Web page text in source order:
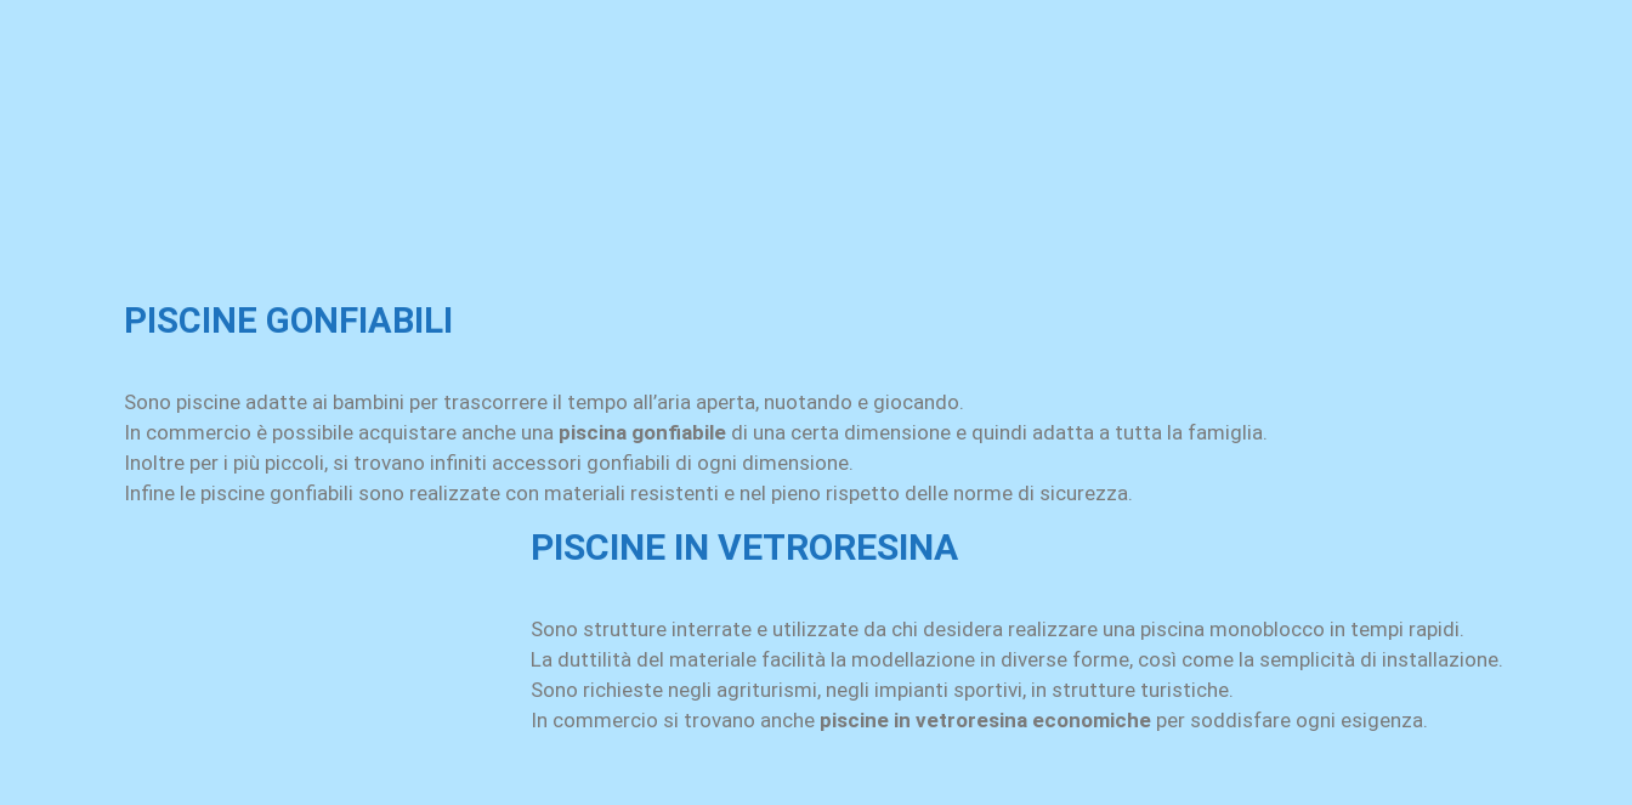
PISCINE GONFIABILI
Sono piscine adatte ai bambini per trascorrere il tempo all’aria aperta, nuotando e giocando.
In commercio è possibile acquistare anche una piscina gonfiabile di una certa dimensione e quindi adatta a tutta la famiglia.
Inoltre per i più piccoli, si trovano infiniti accessori gonfiabili di ogni dimensione.
Infine le piscine gonfiabili sono realizzate con materiali resistenti e nel pieno rispetto delle norme di sicurezza.
PISCINE IN VETRORESINA
Sono strutture interrate e utilizzate da chi desidera realizzare una piscina monoblocco in tempi rapidi.
La duttilità del materiale facilità la modellazione in diverse forme, così come la semplicità di installazione.
Sono richieste negli agriturismi, negli impianti sportivi, in strutture turistiche.
In commercio si trovano anche piscine in vetroresina economiche per soddisfare ogni esigenza.